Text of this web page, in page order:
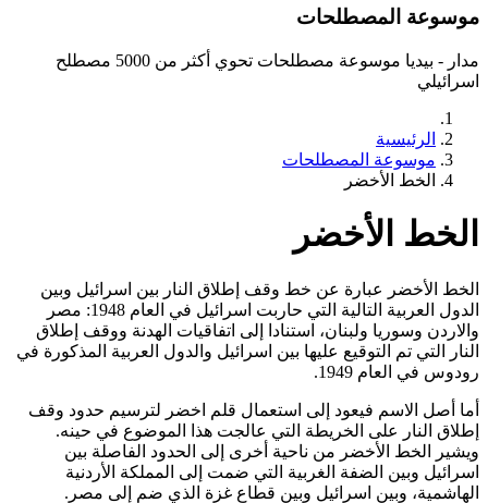
موسوعة المصطلحات
مدار - بيديا موسوعة مصطلحات تحوي أكثر من 5000 مصطلح
اسرائيلي
الرئيسية
موسوعة المصطلحات
الخط الأخضر
الخط الأخضر
الخط الأخضر عبارة عن خط وقف إطلاق النار بين اسرائيل وبين
الدول العربية التالية التي حاربت اسرائيل في العام 1948: مصر
والاردن وسوريا ولبنان، استنادا إلى اتفاقيات الهدنة ووقف إطلاق
النار التي تم التوقيع عليها بين اسرائيل والدول العربية المذكورة في
رودوس في العام 1949.
أما أصل الاسم فيعود إلى استعمال قلم اخضر لترسيم حدود وقف
إطلاق النار على الخريطة التي عالجت هذا الموضوع في حينه.
ويشير الخط الأخضر من ناحية أخرى إلى الحدود الفاصلة بين
اسرائيل وبين الضفة الغربية التي ضمت إلى المملكة الأردنية
الهاشمية، وبين اسرائيل وبين قطاع غزة الذي ضم إلى مصر.